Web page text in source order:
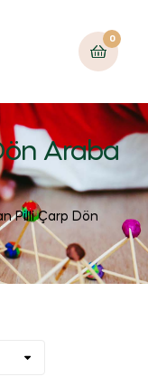
0
Araba
Pilli Çarp Dön